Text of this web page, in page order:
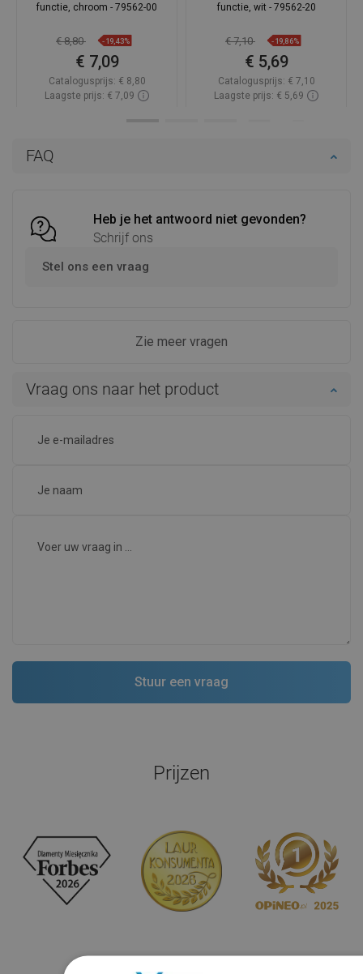
FAQ
Heb je het antwoord niet gevonden?
Schrijf ons
Stel ons een vraag
Zie meer vragen
Vraag ons naar het product
functie, chroom - 79562-00
€ 8,80 -19,43%
€ 7,09
Catalogusprijs: € 8,80
Laagste prijs: € 7,09
functie, wit - 79562-20
€ 7,10 -19,86%
€ 5,69
Catalogusprijs: € 7,10
Laagste prijs: € 5,69
Prijzen